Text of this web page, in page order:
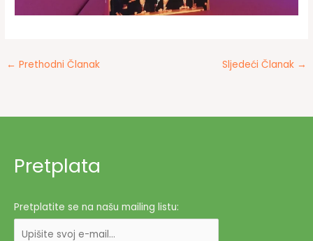
← Prethodni Članak Sljedeći Članak →
Pretplata
Pretplatite se na našu mailing listu: